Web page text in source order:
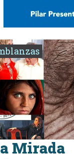
Mirada